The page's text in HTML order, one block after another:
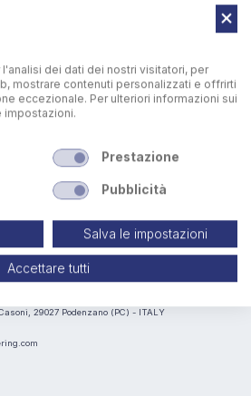
all’insoddisfazione dei clienti.
a leggere
29027 Podenzano (PC) - ITALY
dei dati dei nostri visitatori, per
mostrare contenuti personalizzati e offrirti
eccezionale. Per ulteriori informazioni sui
impostazioni.
Prestazione
Pubblicità
Salva le impostazioni
Accettare tutti